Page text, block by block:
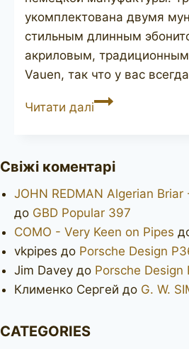
укомплектована двумя
стильным длинным
акриловым,
Vauen, так что у вас
Читати даліVAUEN
Свіжі коментарі
JOHN REDMAN Algerian
до GBD Popular 397
COMO - Very Keen on Pipes
vkpipes до Porsche Design
Jim Davey до Porsche Design
Клименко Сергей до G. W.
CATEGORIES